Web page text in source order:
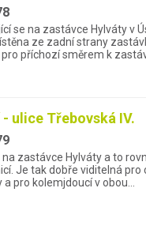
se na zastávce Hylváty v
ze zadní strany
příchozí směrem k
ulice Třebovská IV.
zastávce Hylváty a to
Je tak dobře viditelná pro
pro kolemjdoucí v obou…